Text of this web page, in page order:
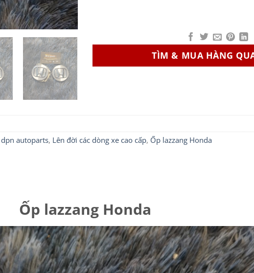
TÌM & MUA HÀNG
dpn autoparts, Lên đời các dòng xe cao cấp, Ốp lazzang Honda
Ốp lazzang Honda